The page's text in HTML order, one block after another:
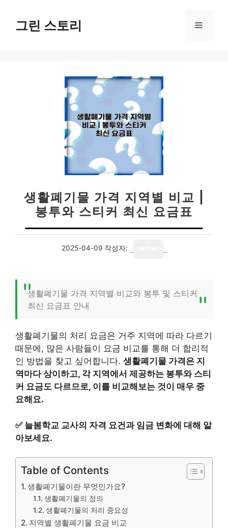
그린 스토리 메
생활폐기물 가격 지역별 비교 |
봉투와 스티커 최신 요금표
2025-04-09 작성자:
생활폐기물 가격 지역별 비교와 봉투 및 스티커
최신 요금표 안내
생활폐기물의 처리 요금은 거주 지역에 따라 다르기
때문에, 많은 사람들이 요금 비교를 통해 더 합리적
인 방법을 찾고 싶어합니다. 생활폐기물 가격은 지
역마다 상이하고, 각 지역에서 제공하는 봉투와 스티
커 요금도 다르므로, 이를 비교해보는 것이 매우 중
요해요.
✅ 늘봄학교 교사의 자격 요건과 임금 변화에 대해 알
아보세요.
Table of Contents
생활폐기물이란 무엇인가요?
생활폐기물의 정의
생활폐기물의 처리 중요성
지역별 생활폐기물 요금 비교